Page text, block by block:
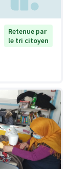
Retenue par
le tri citoyen